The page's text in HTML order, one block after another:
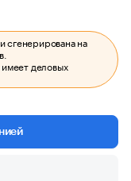
сгенерирована на
деловых